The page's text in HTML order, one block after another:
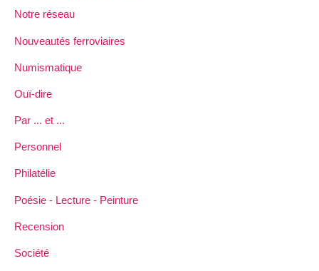
Notre réseau
Nouveautés ferroviaires
Numismatique
Ouï-dire
Par ... et ...
Personnel
Philatélie
Poésie - Lecture - Peinture
Recension
Société